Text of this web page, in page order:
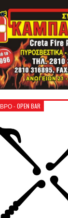
- OPEN BAR